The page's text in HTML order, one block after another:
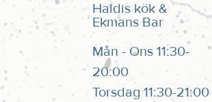
Haldis kök &
Ekmans Bar
Mån - Ons 11:30-
20:00
Torsdag 11:30-21:00